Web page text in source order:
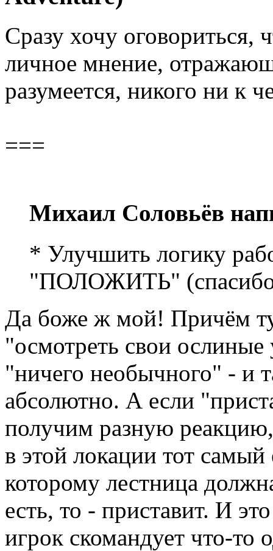
Сразу хочу оговориться,
личное мнение,
разумеется, никого ни к
===
Михаил Соловьёв
* Улучшить логику
"ПОЛОЖИТЬ" (спасибо
Да боже ж мой! Причём
"осмотреть свои
"ничего необычного" - и
абсолютно. А если
получим разную реакцию,
в этой локации тот
которому лестница
есть, то - приставит. И
игрок скомандует что-то